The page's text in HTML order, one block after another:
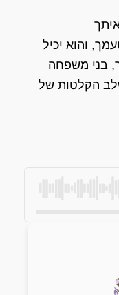
והוא יכיל
בני משפחה
הקלטות של